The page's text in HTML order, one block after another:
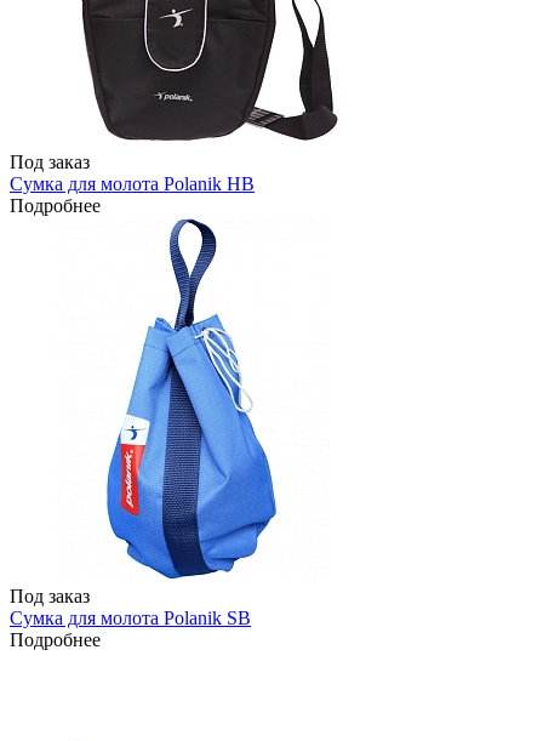
Под заказ
Сумка для молота Polanik HB
Подробнее
Под заказ
Сумка для молота Polanik SB
Подробнее